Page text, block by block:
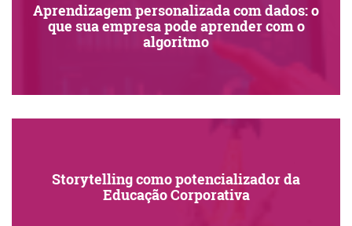
Aprendizagem personalizada com dados: o
que sua empresa pode aprender com o
algoritmo
Storytelling como potencializador da
Educação Corporativa